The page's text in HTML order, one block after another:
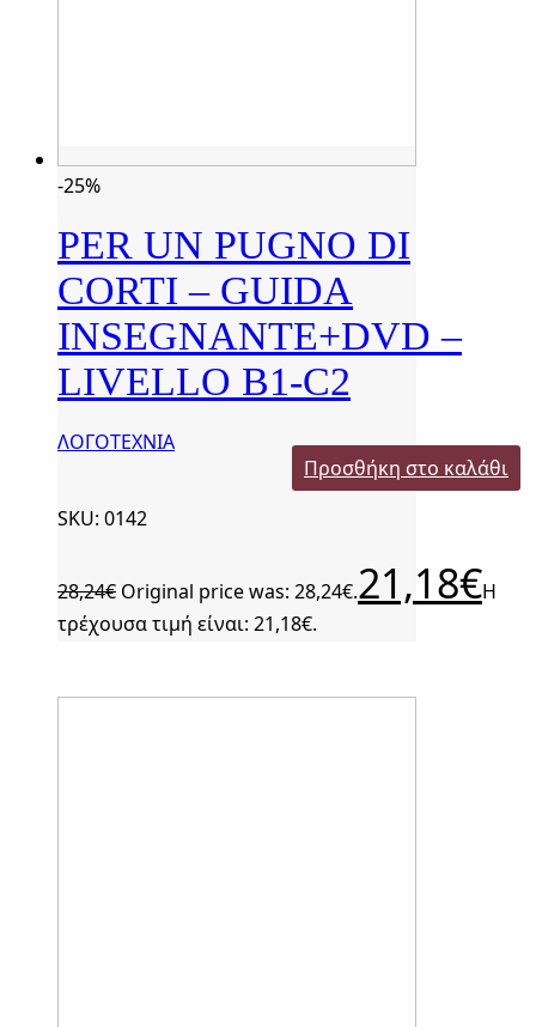
-25%
PER UN PUGNO DI
CORTI – GUIDA
INSEGNANTE+DVD –
LIVELLO B1-C2
ΛΟΓΟΤΕΧΝΙΑ
Προσθήκη στο καλάθι
SKU: 0142
28,24€ Original price was: 28,24€.21,18€Η
τρέχουσα τιμή είναι: 21,18€.